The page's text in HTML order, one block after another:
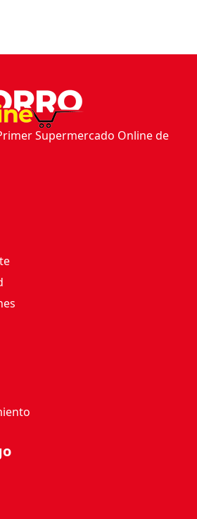
Supermercado Online de